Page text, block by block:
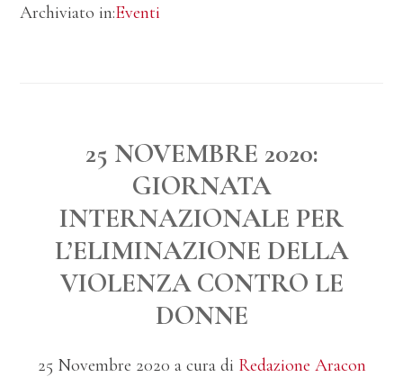
libro
Archiviato in:Eventi
25 NOVEMBRE 2020:
GIORNATA
INTERNAZIONALE PER
L’ELIMINAZIONE DELLA
VIOLENZA CONTRO LE
DONNE
25 Novembre 2020 a cura di Redazione Aracon